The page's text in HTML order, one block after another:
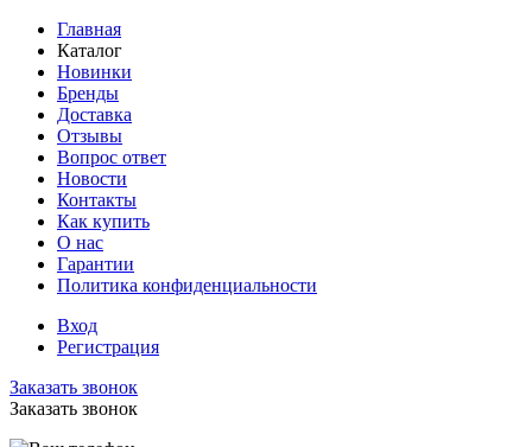
Главная
Каталог
Новинки
Бренды
Доставка
Отзывы
Вопрос ответ
Новости
Контакты
Как купить
О нас
Гарантии
Политика конфиденциальности
Вход
Регистрация
Заказать звонок
Заказать звонок